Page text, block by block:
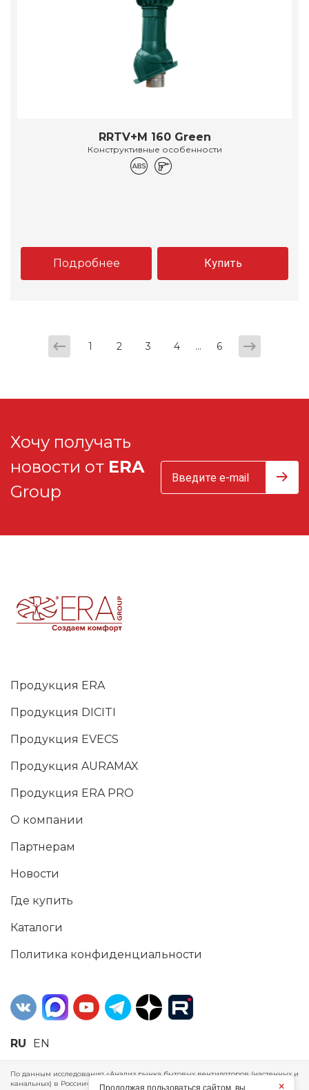
RRTV+M 160 Green
Конструктивные особенности
Подробнее Купить
1 2 3 4 ... 6
Хочу получать
новости от ERA
Group
Продукция ERA
Продукция DICITI
Продукция EVECS
Продукция AURAMAX
Продукция ERA PRO
О компании
Партнерам
Новости
Где купить
Каталоги
Политика конфиденциальности
RU EN
По данным исследования «Анализ рынка бытовых вентиляторов (настенных и
канальных) в России», проведенного Агентством маркетинговых
×
Продолжая пользоваться сайтом, вы